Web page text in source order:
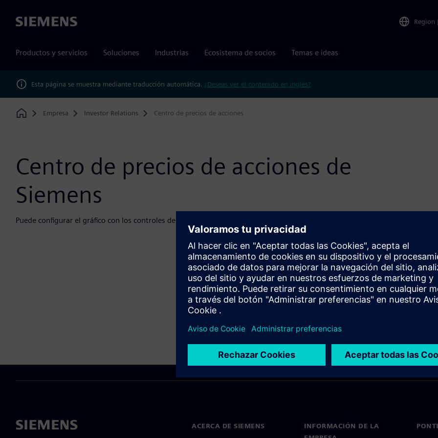
Siemens Region |
Productos y servicios Soluciones Industrias Ecosistema de socios Temas e ideas
Esta página se muestra mediante traducción automática. ¿Deseas ver el contenido en inglés?
Home
Empresa Investor Relations Centro de precios de acciones
Centro de precios de acciones de
Siemens
Puede configurar el gráfico con los controles de abajo
ACERCA DE SIEMENS
INFORMACIÓN DE LA